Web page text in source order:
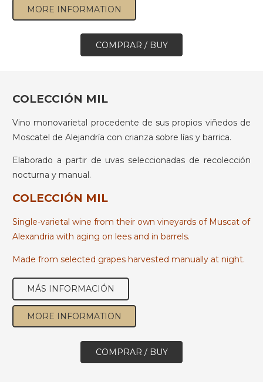
MORE INFORMATION
COMPRAR / BUY
COLECCIÓN MIL
Vino monovarietal procedente de sus propios viñedos de
Moscatel de Alejandría con crianza sobre lías y barrica.
Elaborado a partir de uvas seleccionadas de recolección
nocturna y manual.
COLECCIÓN MIL
Single-varietal wine from their own vineyards of Muscat of
Alexandria with aging on lees and in barrels.
Made from selected grapes harvested manually at night.
MÁS INFORMACIÓN
MORE INFORMATION
COMPRAR / BUY